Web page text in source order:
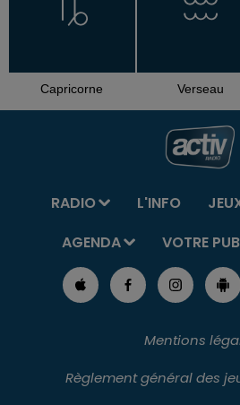
Capricorne Verseau
RADIO L'INFO
AGENDA
VOTRE PUB
Mentions
Règlement général des